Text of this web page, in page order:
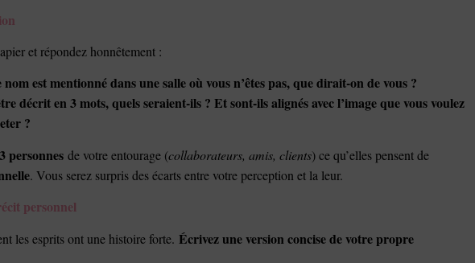
et répondez honnêtement :
est mentionné dans une salle où vous n’êtes pas, que dirait-on de vous ?
décrit en 3 mots, quels seraient-ils ? Et sont-ils alignés avec l’image que vous voulez
?
3 personnes de votre entourage (collaborateurs, amis, clients) ce qu’elles pensent de
. Vous serez surpris des écarts entre votre perception et la leur.
personnel
les esprits ont une histoire forte. Écrivez une version concise de votre propre